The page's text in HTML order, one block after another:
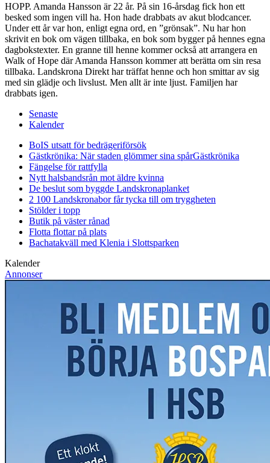
HOPP. Amanda Hansson är 22 år. På sin 16-årsdag fick hon ett
besked som ingen vill ha. Hon hade drabbats av akut blodcancer.
Under ett år var hon, enligt egna ord, en ”grönsak”. Nu har hon
skrivit en bok om vägen tillbaka, en bok som bygger på hennes egna
dagbokstexter. En granne till henne kommer också att arrangera en
Walk of Hope där Amanda Hansson kommer att berätta om sin resa
tillbaka. Landskrona Direkt har träffat henne och hon smittar av sig
med sin glädje och livslust. Men allt är inte ljust. Familjen har
drabbats igen.
Senaste
Kalender
BoIS utsatt för bedrägeriförsök
Gästkrönika: När staden glömmer sina spårGästkrönika
Fängelse för rattfylla
Nytt halsbandsrån mot äldre kvinna
De beslut som byggde Landskronaplanket
2 100 Landskronabor får tycka till om tryggheten
Stölder i topp
Butik på väster rånad
Flotta flottar på plats
Bachatakväll med Klenia i Slottsparken
Kalender
Annonser